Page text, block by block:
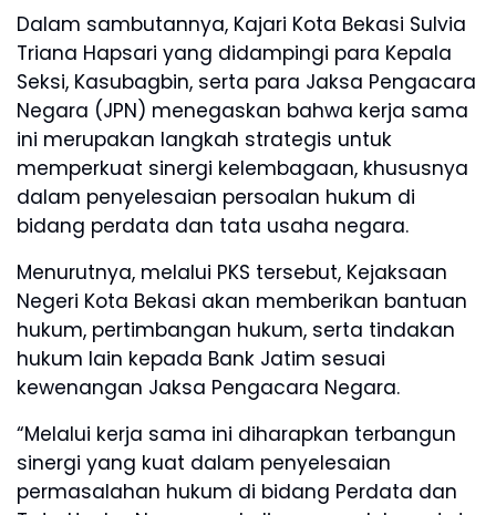
Dalam sambutannya, Kajari Kota Bekasi Sulvia
Triana Hapsari yang didampingi para Kepala
Seksi, Kasubagbin, serta para Jaksa Pengacara
Negara (JPN) menegaskan bahwa kerja sama
ini merupakan langkah strategis untuk
memperkuat sinergi kelembagaan, khususnya
dalam penyelesaian persoalan hukum di
bidang perdata dan tata usaha negara.
Menurutnya, melalui PKS tersebut, Kejaksaan
Negeri Kota Bekasi akan memberikan bantuan
hukum, pertimbangan hukum, serta tindakan
hukum lain kepada Bank Jatim sesuai
kewenangan Jaksa Pengacara Negara.
“Melalui kerja sama ini diharapkan terbangun
sinergi yang kuat dalam penyelesaian
permasalahan hukum di bidang Perdata dan